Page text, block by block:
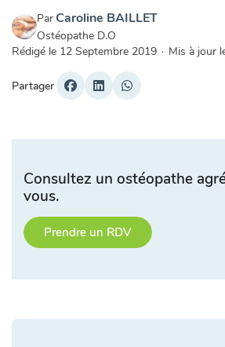
Par Caroline BAILLET
Ostéopathe D.O
Rédigé le 12 Septembre 2019 · Mis à jour
Partager
Consultez un ostéopathe
vous.
Prendre un RDV